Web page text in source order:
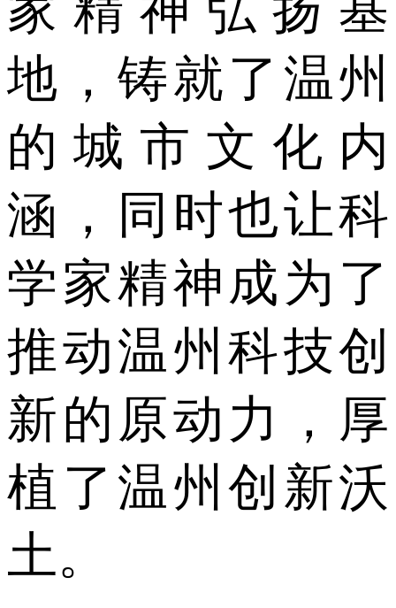
地，铸就了温州
的城市文化内
涵，同时也让科
学家精神成为了
推动温州科技创
新的原动力，厚
植了温州创新沃
土。